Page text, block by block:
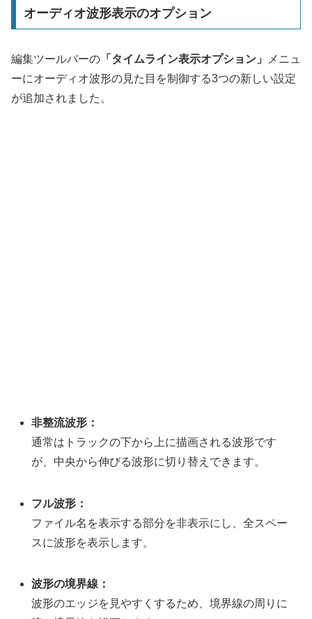
オーディオ波形表示のオプション
編集ツールバーの 「タイムライン表示オプション」
メニュ
ーにオーディオ波形の見た目を制御する3つの新しい設定
が追加されました。
非整流波形：
通常はトラックの下から上に描画される波形です
が、中央から伸びる波形に切り替えできます。
フル波形：
ファイル名を表示する部分を非表示にし、全スペー
スに波形を表示します。
波形の境界線：
波形のエッジを見やすくするため、境界線の周りに